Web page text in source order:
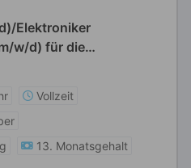
Elektroniker
w/d) für die
Vollzeit
13. Monatsgehalt